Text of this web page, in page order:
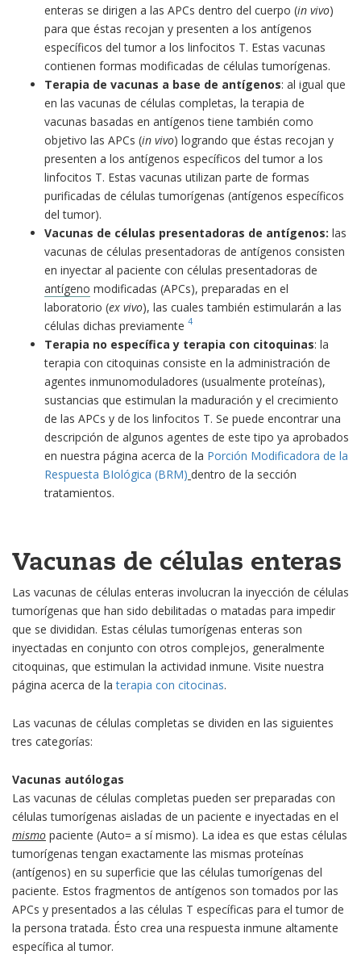
enteras se dirigen a las APCs dentro del cuerpo (in vivo)
para que éstas recojan y presenten a los antígenos
específicos del tumor a los linfocitos T. Estas vacunas
contienen formas modificadas de células tumorígenas.
Terapia de vacunas a base de antígenos: al igual que
en las vacunas de células completas, la terapia de
vacunas basadas en antígenos tiene también como
objetivo las APCs (in vivo) logrando que éstas recojan y
presenten a los antígenos específicos del tumor a los
linfocitos T. Estas vacunas utilizan parte de formas
purificadas de células tumorígenas (antígenos específicos
del tumor).
Vacunas de células presentadoras de antígenos: las
vacunas de células presentadoras de antígenos consisten
en inyectar al paciente con células presentadoras de
antígeno modificadas (APCs), preparadas en el
laboratorio (ex vivo), las cuales también estimularán a las
células dichas previamente 4
Terapia no específica y terapia con citoquinas: la
terapia con citoquinas consiste en la administración de
agentes inmunomoduladores (usualmente proteínas),
sustancias que estimulan la maduración y el crecimiento
de las APCs y de los linfocitos T. Se puede encontrar una
descripción de algunos agentes de este tipo ya aprobados
en nuestra página acerca de la Porción Modificadora de la
Respuesta BIológica (BRM) dentro de la sección
tratamientos.
Vacunas de células enteras
Las vacunas de células enteras involucran la inyección de células
tumorígenas que han sido debilitadas o matadas para impedir
que se divididan. Estas células tumorígenas enteras son
inyectadas en conjunto con otros complejos, generalmente
citoquinas, que estimulan la actividad inmune. Visite nuestra
página acerca de la terapia con citocinas.
Las vacunas de células completas se dividen en las siguientes
tres categorías:
Vacunas autólogas
Las vacunas de células completas pueden ser preparadas con
células tumorígenas aisladas de un paciente e inyectadas en el
mismo paciente (Auto= a sí mismo). La idea es que estas células
tumorígenas tengan exactamente las mismas proteínas
(antígenos) en su superficie que las células tumorígenas del
paciente. Estos fragmentos de antígenos son tomados por las
APCs y presentados a las células T específicas para el tumor de
la persona tratada. Ésto crea una respuesta inmune altamente
específica al tumor.